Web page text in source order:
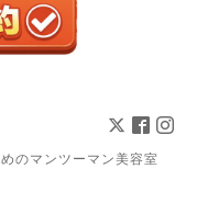
のマンツーマン美容室